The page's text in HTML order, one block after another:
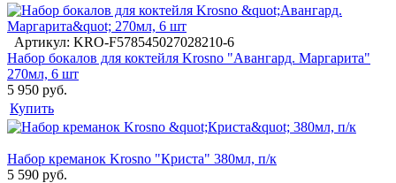
Артикул: KRO-F578545027028210-6
Набор бокалов для коктейля Krosno "Авангард. Маргарита"
270мл, 6 шт
5 950 руб.
Купить
Набор креманок Krosno "Криста" 380мл, п/к
5 590 руб.